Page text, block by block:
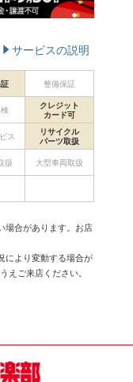
サービスの説明
整備保証
クレジット
カード可
ス
リサイクル
パーツ取扱
扱 大型車両取扱
場合があります。お店
により変動する場合が
えご来店ください。